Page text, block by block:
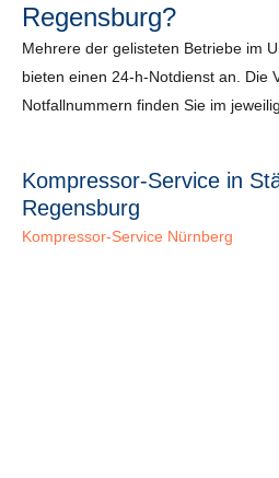
Regensburg?
Mehrere der gelisteten Betriebe im
bieten einen 24-h-Notdienst an. Die
Notfallnummern finden Sie im
Kompressor-Service in
Regensburg
Kompressor-Service Nürnberg